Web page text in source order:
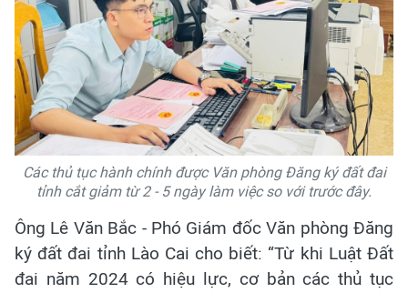
Các thủ tục hành chính được Văn phòng Đăng ký đất đai
tỉnh cắt giảm từ 2 - 5 ngày làm việc so với trước đây.
Ông Lê Văn Bắc - Phó Giám đốc Văn phòng Đăng
ký đất đai tỉnh Lào Cai cho biết: “Từ khi Luật Đất
đai năm 2024 có hiệu lực, cơ bản các thủ tục